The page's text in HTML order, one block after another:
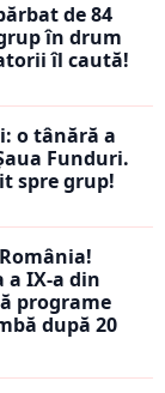
de 84
în drum
îl caută!
o tânără a
Funduri.
spre grup!
a IX-a din
programe
după 20